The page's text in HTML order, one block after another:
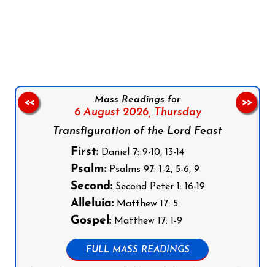
Mass Readings for
6 August 2026,
Thursday
Transfiguration of the Lord Feast
First:Daniel 7: 9-10, 13-14
Psalm:Psalms 97: 1-2, 5-6, 9
Second:Second Peter 1: 16-19
Alleluia:Matthew 17: 5
Gospel:Matthew 17: 1-9
FULL MASS READINGS
<< >>